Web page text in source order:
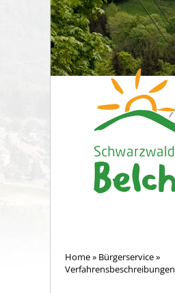
Home» Bürgerservice»
Verfahrensbeschreibungen